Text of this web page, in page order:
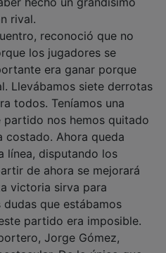
rival.
reconoció que no
los jugadores se
era ganar porque
Llevábamos siete derrotas
todos. Teníamos una
nos hemos quitado
costado. Ahora queda
línea, disputando los
de ahora se mejorará
victoria sirva para
que estábamos
partido era imposible.
Jorge Gómez,
De lo único que